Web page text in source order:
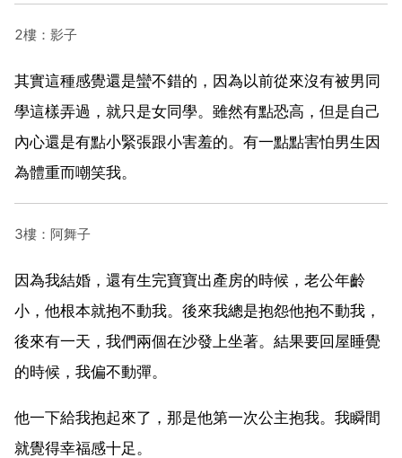
2樓：影子
其實這種感覺還是蠻不錯的，因為以前從來沒有被男同
學這樣弄過，就只是女同學。雖然有點恐高，但是自己
內心還是有點小緊張跟小害羞的。有一點點害怕男生因
為體重而嘲笑我。
3樓：阿舞子
因為我結婚，還有生完寶寶出產房的時候，老公年齡
小，他根本就抱不動我。後來我總是抱怨他抱不動我，
後來有一天，我們兩個在沙發上坐著。結果要回屋睡覺
的時候，我偏不動彈。
他一下給我抱起來了，那是他第一次公主抱我。我瞬間
就覺得幸福感十足。